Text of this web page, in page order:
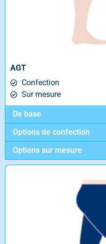
AGT
Confection
Sur mesure
De base
Options de confection
Options sur mesure